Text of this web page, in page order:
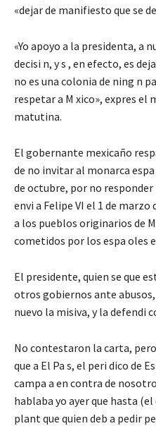
«dejar de manifiesto que se
«Yo apoyo a la presidenta, a
decisi n, y s , en efecto, es
no es una colonia de ning n
respetar a M xico», expres el
matutina.
El gobernante mexicaño
de no invitar al monarca
de octubre, por no
envi a Felipe VI el 1 de marzo
a los pueblos originarios de
cometidos por los espa oles
El presidente, quien se que
otros gobiernos ante
nuevo la misiva, y la defendi
No contestaron la carta,
que a El Pa s, el peri dico de
campa a en contra de
hablaba yo ayer que hasta
plant que quien deb a pedir